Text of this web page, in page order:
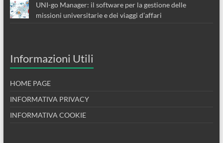
UNI-go Manager: il software per la gestione delle
missioni universitarie e dei viaggi d’affari
Informazioni Utili
HOME PAGE
INFORMATIVA PRIVACY
INFORMATIVA COOKIE